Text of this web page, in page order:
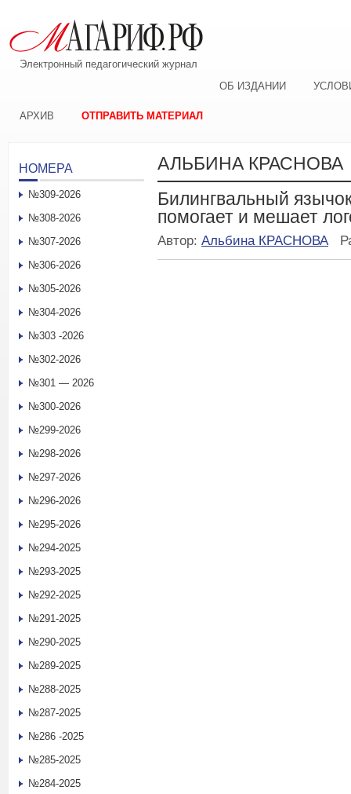
Электронный педагогический журнал
ОБ ИЗДАНИИ
АРХИВ ОТПРАВИТЬ МАТЕРИАЛ
АЛЬБИНА КРАСНОВА
Билингвальный
помогает и мешает
Автор: Альбина КРАСНОВА
НОМЕРА
№309-2026
№308-2026
№307-2026
№306-2026
№305-2026
№304-2026
№303 -2026
№302-2026
№301 — 2026
№300-2026
№299-2026
№298-2026
№297-2026
№296-2026
№295-2026
№294-2025
№293-2025
№292-2025
№291-2025
№290-2025
№289-2025
№288-2025
№287-2025
№286 -2025
№285-2025
№284-2025